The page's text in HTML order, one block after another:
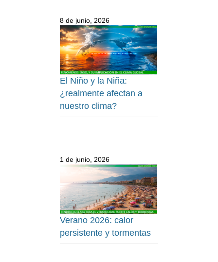
8 de junio, 2026
El Niño y la Niña:
¿realmente afectan a
nuestro clima?
1 de junio, 2026
Verano 2026: calor
persistente y tormentas